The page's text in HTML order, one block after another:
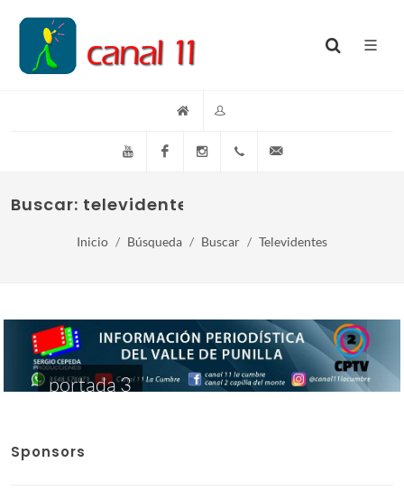
YouTube FacebookInstagram(+54)(9)3548-576073
Buscar: televidentes
Inicio Búsqueda Buscar Televidentes
portada 3
Sponsors